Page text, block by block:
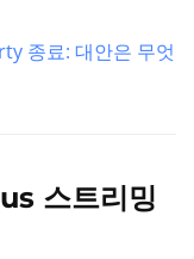
종료: 대안은 무엇
스트리밍